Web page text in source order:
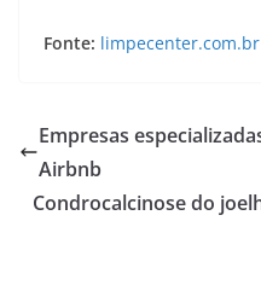
Fonte: limpecenter.com.br
Empresas
Airbnb
Condrocalcinose do